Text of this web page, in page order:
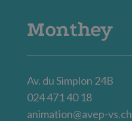
Monthey
Av. du Simplon 24B
024 471 40 18
animation@avep-vs.ch